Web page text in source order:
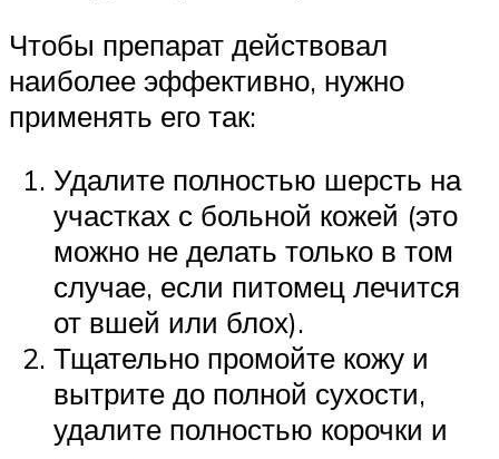
Чтобы препарат действовал
наиболее эффективно, нужно
применять его так:
Удалите полностью шерсть на
участках с больной кожей (это
можно не делать только в том
случае, если питомец лечится
от вшей или блох).
Тщательно промойте кожу и
вытрите до полной сухости,
удалите полностью корочки и